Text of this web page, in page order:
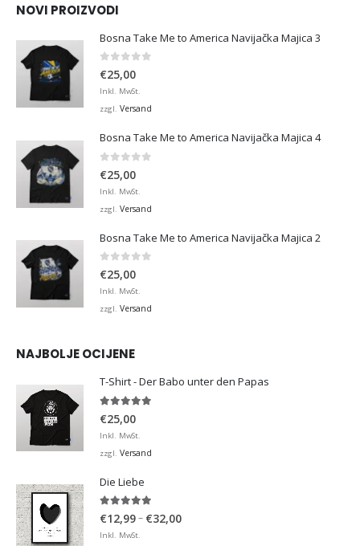
NOVI PROIZVODI
Bosna Take Me to America Navijačka Majica 3
0 von 5
€25,00
Inkl. MwSt.
zzgl. Versand
Bosna Take Me to America Navijačka Majica 4
€25,00
Inkl. MwSt.
zzgl. Versand
Bosna Take Me to America Navijačka Majica 2
0 von 5
€25,00
Inkl. MwSt.
zzgl. Versand
NAJBOLJE OCIJENE
T-Shirt - Der Babo unter den Papas
€25,00
Inkl. MwSt.
zzgl. Versand
Die Liebe
5.00von 5
€12,99– €32,00Preisspanne:
Inkl. MwSt.